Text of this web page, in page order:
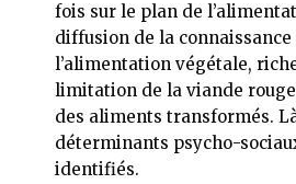
fois sur le plan de
diffusion de la connaissance
l’alimentation végétale,
limitation de la viande
des aliments transformés.
déterminants psycho-
identifiés.